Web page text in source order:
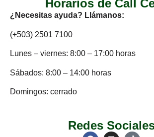
Horarios de Call
¿Necesitas ayuda? Llámanos:
(+503) 2501 7100
Lunes – viernes: 8:00 – 17:00 horas
Sábados: 8:00 – 14:00 horas
Domingos: cerrado
Redes